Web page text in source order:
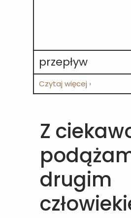
przepływ
Czytaj więcej ›
Z
drugim